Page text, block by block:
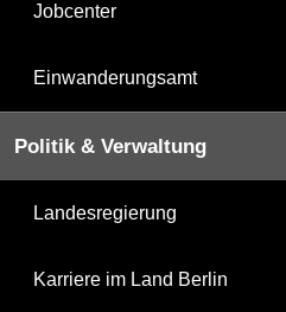
Jobcenter
Einwanderungsamt
Politik & Verwaltung
Landesregierung
Karriere im Land Berlin